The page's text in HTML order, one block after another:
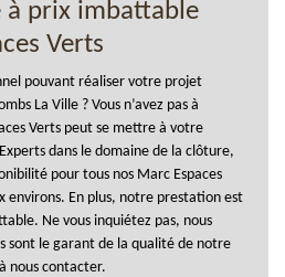
à prix imbattable
Verts
pouvant réaliser votre projet
La Ville ? Vous n’avez pas à
Verts peut se mettre à votre
dans le domaine de la clôture,
pour tous nos Marc Espaces
environs. En plus, notre prestation est
Ne vous inquiétez pas, nous
sont le garant de la qualité de notre
nous contacter.